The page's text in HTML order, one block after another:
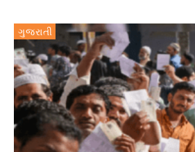
ગુજરાતી